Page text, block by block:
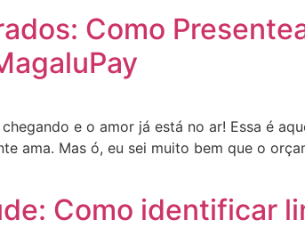
Como
e o amor já está no ar! Essa é
ama. Mas ó, eu sei muito bem que o
Como identificar